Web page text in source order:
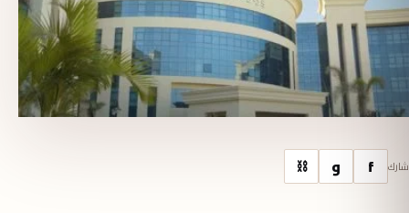
شارك f و ⛓